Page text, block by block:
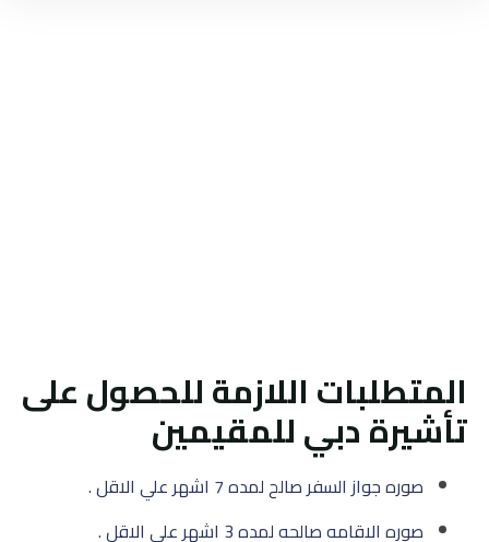
المتطلبات اللازمة للحصول على
تأشيرة دبي للمقيمين
صوره جواز السفر صالح لمده 7 اشهر علي الاقل .
صوره الاقامه صالحه لمده 3 اشهر علي الاقل .